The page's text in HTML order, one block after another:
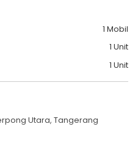
1 Mobil
1 Unit
1 Unit
Utara, Tangerang